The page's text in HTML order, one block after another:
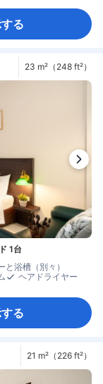
る
23 m²（248 ft²）
1台
と浴槽（別々）
ヘアドライヤー
る
21 m²（226 ft²）